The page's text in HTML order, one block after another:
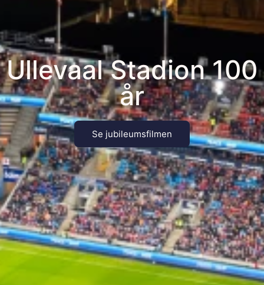
Ullevaal Stadion 100
år
Se jubileumsfilmen